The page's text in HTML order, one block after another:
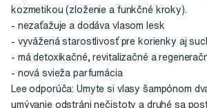
kozmetikou (zloženie a funkčné kroky).
- nezaťažuje a dodáva vlasom lesk
- vyvážená starostlivosť pre korienky aj
- má detoxikačné, revitalizačné a
- nová svieža parfumácia
Lee odporúča: Umyte si vlasy šampónom
umývanie odstráni nečistoty a druhé sa